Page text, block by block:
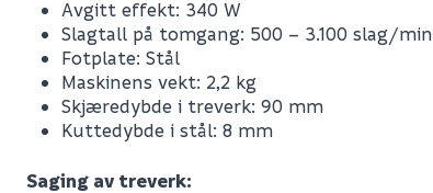
Avgitt effekt: 340 W
Slagtall på tomgang: 500 – 3.100 slag/min
Fotplate: Stål
Maskinens vekt: 2,2 kg
Skjæredybde i treverk: 90 mm
Kuttedybde i stål: 8 mm
Saging av treverk: